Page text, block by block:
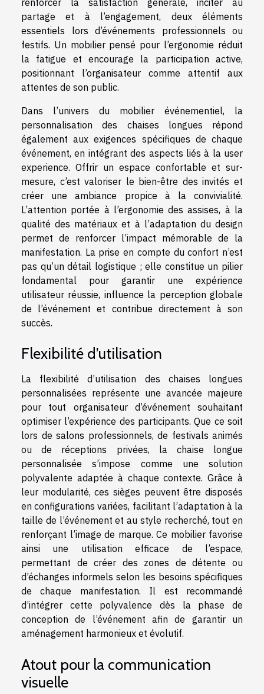
renforcer la satisfaction générale, inciter au
partage et à l’engagement, deux éléments
essentiels lors d’événements professionnels ou
festifs. Un mobilier pensé pour l’ergonomie réduit
la fatigue et encourage la participation active,
positionnant l’organisateur comme attentif aux
attentes de son public.
Dans l’univers du mobilier événementiel, la
personnalisation des chaises longues répond
également aux exigences spécifiques de chaque
événement, en intégrant des aspects liés à la user
experience. Offrir un espace confortable et sur-
mesure, c’est valoriser le bien-être des invités et
créer une ambiance propice à la convivialité.
L’attention portée à l’ergonomie des assises, à la
qualité des matériaux et à l’adaptation du design
permet de renforcer l’impact mémorable de la
manifestation. La prise en compte du confort n’est
pas qu’un détail logistique ; elle constitue un pilier
fondamental pour garantir une expérience
utilisateur réussie, influence la perception globale
de l’événement et contribue directement à son
succès.
Flexibilité d’utilisation
La flexibilité d’utilisation des chaises longues
personnalisées représente une avancée majeure
pour tout organisateur d’événement souhaitant
optimiser l’expérience des participants. Que ce soit
lors de salons professionnels, de festivals animés
ou de réceptions privées, la chaise longue
personnalisée s’impose comme une solution
polyvalente adaptée à chaque contexte. Grâce à
leur modularité, ces sièges peuvent être disposés
en configurations variées, facilitant l’adaptation à la
taille de l’événement et au style recherché, tout en
renforçant l’image de marque. Ce mobilier favorise
ainsi une utilisation efficace de l’espace,
permettant de créer des zones de détente ou
d’échanges informels selon les besoins spécifiques
de chaque manifestation. Il est recommandé
d’intégrer cette polyvalence dès la phase de
conception de l’événement afin de garantir un
aménagement harmonieux et évolutif.
Atout pour la communication
visuelle